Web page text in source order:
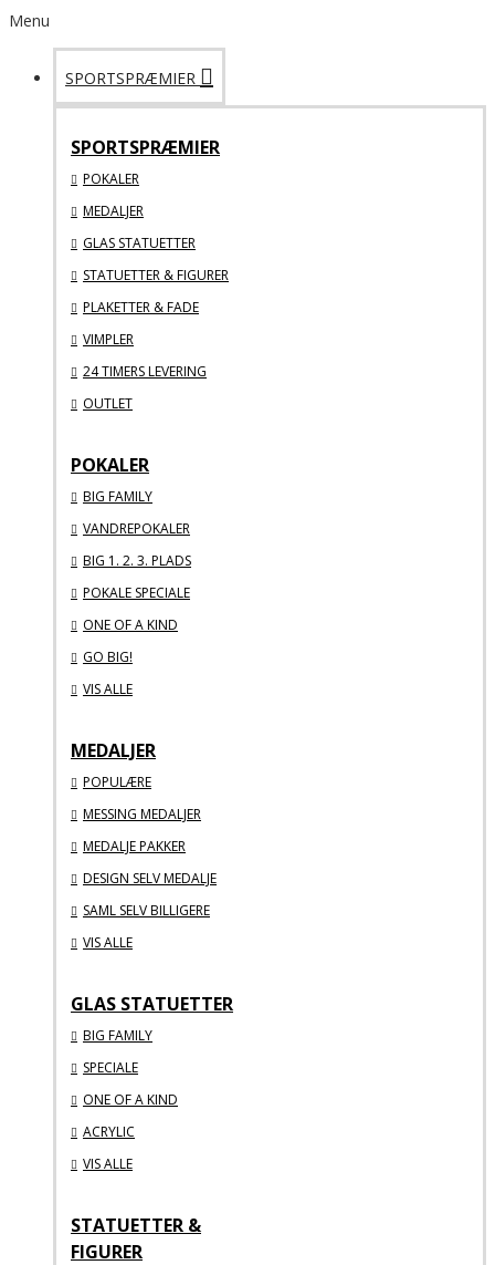
Menu
SPORTSPRÆMIER
SPORTSPRÆMIER
POKALER
MEDALJER
GLAS STATUETTER
STATUETTER & FIGURER
PLAKETTER & FADE
VIMPLER
24 TIMERS LEVERING
OUTLET
POKALER
BIG FAMILY
VANDREPOKALER
BIG 1. 2. 3. PLADS
POKALE SPECIALE
ONE OF A KIND
GO BIG!
VIS ALLE
MEDALJER
POPULÆRE
MESSING MEDALJER
MEDALJE PAKKER
DESIGN SELV MEDALJE
SAML SELV BILLIGERE
VIS ALLE
GLAS STATUETTER
BIG FAMILY
SPECIALE
ONE OF A KIND
ACRYLIC
VIS ALLE
STATUETTER &
FIGURER